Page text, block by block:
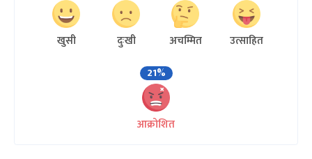
खुसी दुःखी अचम्मित
उत्साहित
21%
आक्रोशित